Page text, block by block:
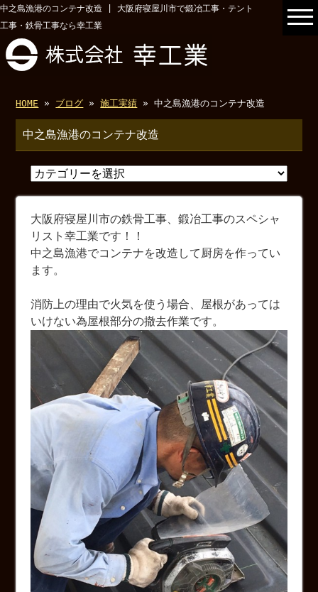
中之島漁港のコンテナ改造 | 大阪府寝屋川市で鍛冶工事・テント
工事・鉄骨工事なら幸工業
HOME » ブログ »施工実績 » 中之島漁港のコンテナ改造
中之島漁港のコンテナ改造
大阪府寝屋川市の鉄骨工事、鍛冶工事のスペシャ
リスト幸工業です！！
中之島漁港でコンテナを改造して厨房を作ってい
ます。
消防上の理由で火気を使う場合、屋根があっては
いけない為屋根部分の撤去作業です。